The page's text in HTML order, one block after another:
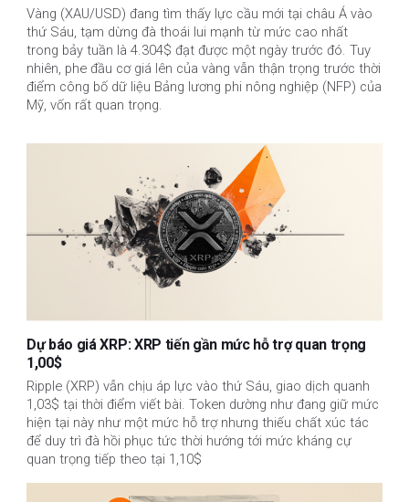
Vàng (XAU/USD) đang tìm thấy lực cầu mới tại châu Á vào
thứ Sáu, tạm dừng đà thoái lui mạnh từ mức cao nhất
trong bảy tuần là 4.304$ đạt được một ngày trước đó. Tuy
nhiên, phe đầu cơ giá lên của vàng vẫn thận trọng trước thời
điểm công bố dữ liệu Bảng lương phi nông nghiệp (NFP) của
Mỹ, vốn rất quan trọng.
Dự báo giá XRP: XRP tiến gần mức hỗ trợ quan trọng
1,00$
Ripple (XRP) vẫn chịu áp lực vào thứ Sáu, giao dịch quanh
1,03$ tại thời điểm viết bài. Token dường như đang giữ mức
hiện tại này như một mức hỗ trợ nhưng thiếu chất xúc tác
để duy trì đà hồi phục tức thời hướng tới mức kháng cự
quan trọng tiếp theo tại 1,10$